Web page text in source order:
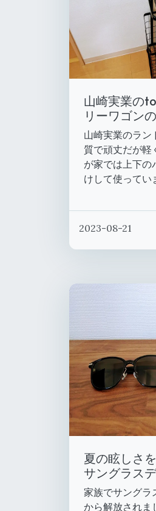
山崎実業の
リーワゴン
山崎実業のラン
質で頑丈だが軽
が家では上下の
けして使ってい
2023-08-21
夏の眩しさ
サングラス
家族でサングラ
から解放されま